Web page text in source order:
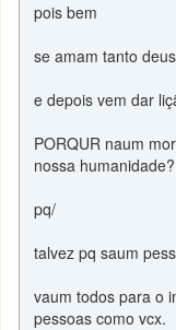
pois bem
se amam tanto
e depois vem dar
PORQUR naum
nossa
pq/
talvez pq saum
vaum todos para o
pessoas como vcx.